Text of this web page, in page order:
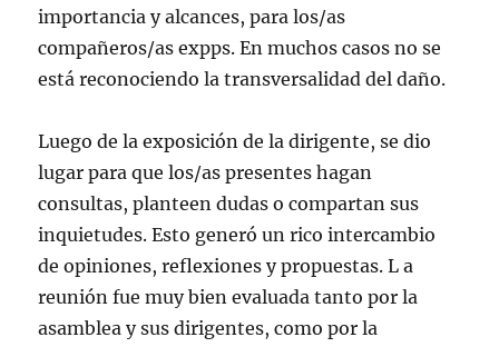
importancia y alcances, para los/as
compañeros/as expps. En muchos casos no se
está reconociendo la transversalidad del daño.
Luego de la exposición de la dirigente, se dio
lugar para que los/as presentes hagan
consultas, planteen dudas o compartan sus
inquietudes. Esto generó un rico intercambio
de opiniones, reflexiones y propuestas. L a
reunión fue muy bien evaluada tanto por la
asamblea y sus dirigentes, como por la